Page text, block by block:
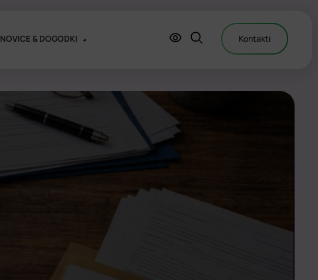
NOVICE & DOGODKI Kontakti